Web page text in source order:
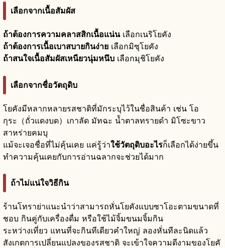
เลือกจากเนื้อสัมผัส
ถ้าต้องการความคลาสสิกเนื้อแน่นเลือกเนริโยคัง
ถ้าต้องการเนื้อเบาสบายกินง่าย เลือกมิซุโยคัง
ถ้าสนใจเนื้อสัมผัสเหนียวนุ่มหนึบ เลือกมุชิโยคัง
เลือกจากชื่อวัตถุดิบ
โยคังมีหลากหลายรสชาติที่มักระบุไว้ในชื่อสินค้า เช่น โอ
กุระ（ถั่วแดงบด）เกาลัด มัทฉะ น้ำตาลทรายดำ มิโซะขาว
สาหร่ายคมบุ
แม้จะเจอชื่อที่ไม่คุ้นเคย แค่รู้ว่าใช้วัตถุดิบอะไรก็เลือกได้ง่ายขึ้น
ทำความคุ้นเคยกับการอ่านฉลากจะช่วยได้มาก
ถ้าไม่แน่ใจวิธีกิน
ร้านโทราย่าแนะนำว่าสามารถหั่นโยคังแบบซาโอะตามขนาดที่
ชอบ กินคู่กับเครื่องดื่ม หรือใช้ไม้จิ้มขนมจิ้มกิน
ระหว่างเที่ยว แทนที่จะกินทีเดียวคำใหญ่ ลองหั่นทีละนิดแล้ว
สังเกตการเปลี่ยนแปลงของรสชาติ จะเข้าใจความดีงามของโยคั